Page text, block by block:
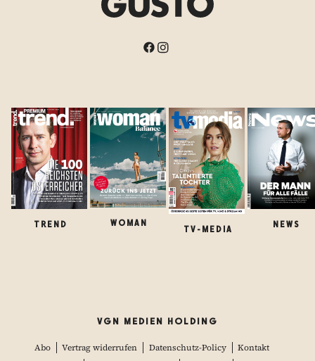
TREND WOMAN
TV-MEDIA
NEWS
VGN MEDIEN HOLDING
Abo Vertrag widerrufen Datenschutz-Policy
Kontakt